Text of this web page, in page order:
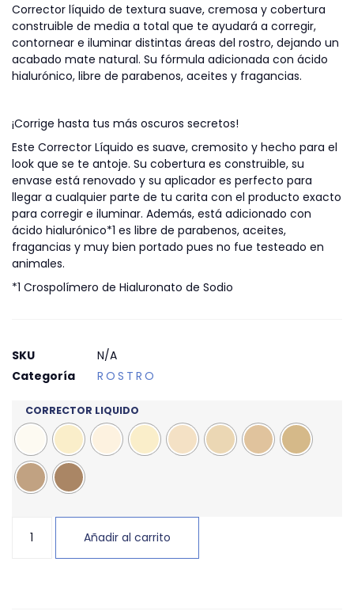
Corrector líquido de textura suave, cremosa y cobertura
construible de media a total que te ayudará a corregir,
contornear e iluminar distintas áreas del rostro, dejando un
acabado mate natural. Su fórmula adicionada con ácido
hialurónico, libre de parabenos, aceites y fragancias.
¡Corrige hasta tus más oscuros secretos!
Este Corrector Líquido es suave, cremosito y hecho para el
look que se te antoje. Su cobertura es construible, su
envase está renovado y su aplicador es perfecto para
llegar a cualquier parte de tu carita con el producto exacto
para corregir e iluminar. Además, está adicionado con
ácido hialurónico*1 es libre de parabenos, aceites,
fragancias y muy bien portado pues no fue testeado en
animales.
*1 Crospolímero de Hialuronato de Sodio
SKU
N/A
Categoría
ROSTRO
CORRECTOR LIQUIDO
Añadir al carrito